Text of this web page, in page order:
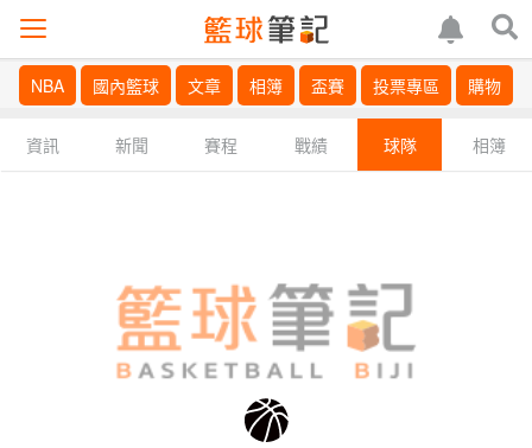
NBA 國內籃球 文章 相簿 盃賽 投票專區 購物
資訊 新聞 賽程 戰績 球隊 相簿